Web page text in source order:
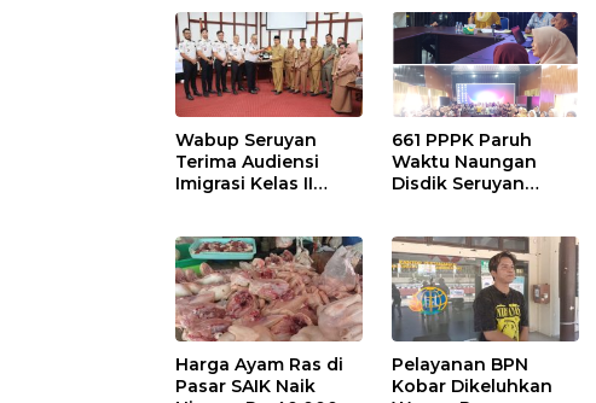
Wabup Seruyan
Terima Audiensi
Imigrasi Kelas II
661 PPPK Paruh
Waktu Naungan
Disdik Seruyan
Disesuaikan
Kebutuhan
Harga Ayam Ras di
Pasar SAIK Naik
Pelayanan BPN
Kobar Dikeluhkan